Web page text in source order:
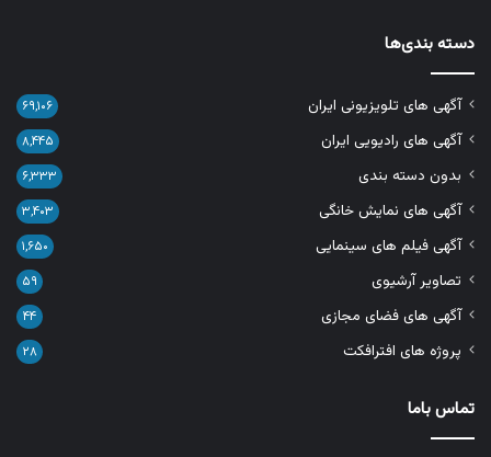
دسته بندی‌ها
آگهی های تلویزیونی ایران ۶۹,۱۰۶
آگهی های رادیویی ایران ۸,۴۴۵
بدون دسته بندی ۶,۳۳۳
آگهی های نمایش خانگی ۳,۴۰۳
آگهی فیلم های سینمایی ۱,۶۵۰
تصاویر آرشیوی ۵۹
آگهی های فضای مجازی ۴۴
پروژه های افترافکت ۲۸
تماس باما